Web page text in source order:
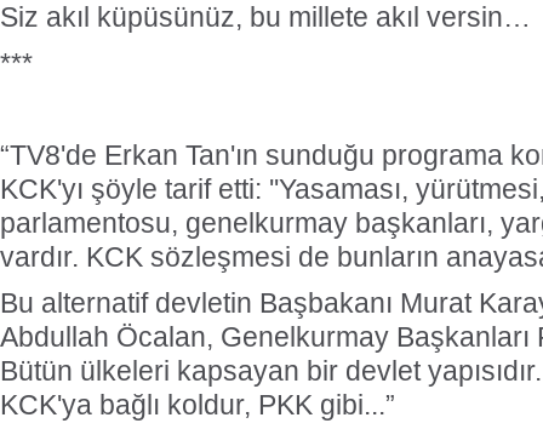
Siz akıl küpüsünüz, bu millete akıl versin…
***
“TV8'de Erkan Tan'ın sunduğu programa
KCK'yı şöyle tarif etti: ''Yasaması,
parlamentosu, genelkurmay başkanları,
vardır. KCK sözleşmesi de bunların
Bu alternatif devletin Başbakanı Murat
Abdullah Öcalan, Genelkurmay Başkanları
Bütün ülkeleri kapsayan bir devlet
KCK'ya bağlı koldur, PKK gibi...”